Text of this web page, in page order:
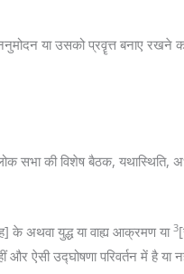
या उसको प्रवॄत्त बनाए
की विशेष बैठक, यथास्थिति,
के अथवा युद्ध या वाह्य आक्रमण या3
ऐसी उद्घोषणा परिवर्तन में है या